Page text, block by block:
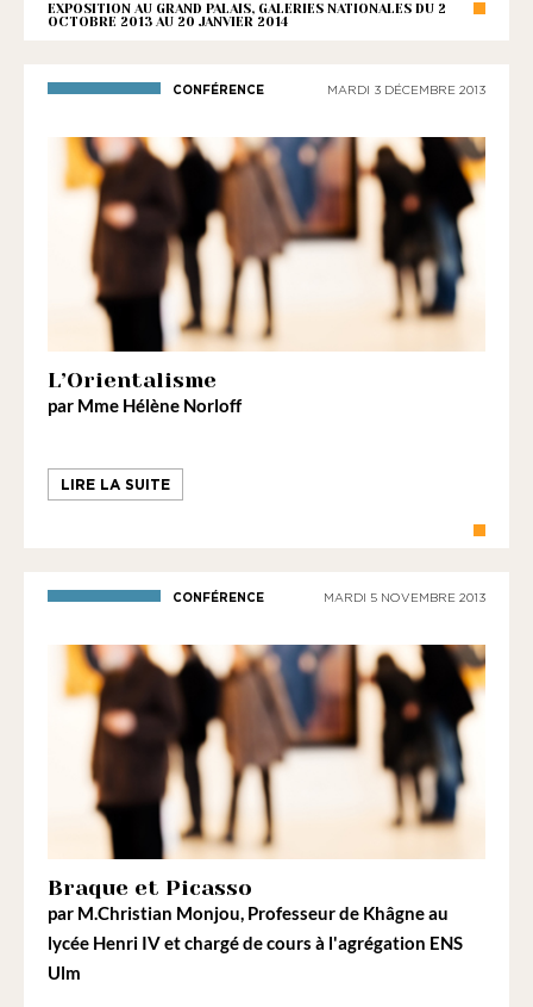
EXPOSITION AU GRAND PALAIS, GALERIES NATIONALES DU 2
OCTOBRE 2013 AU 20 JANVIER 2014
CONFÉRENCE MARDI 3 DÉCEMBRE 2013
L’Orientalisme
par Mme Hélène Norloff
LIRE LA SUITE
CONFÉRENCE MARDI 5 NOVEMBRE 2013
Braque et Picasso
par M.Christian Monjou, Professeur de Khâgne au
lycée Henri IV et chargé de cours à l'agrégation ENS
Ulm